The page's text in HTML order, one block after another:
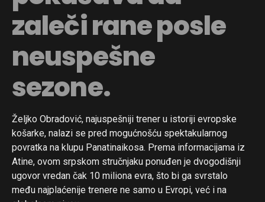
zaleči rane posle
neuspešne
sezone.
Željko Obradović, najuspešniji trener u istoriji evropske
košarke, nalazi se pred mogućnošću spektakularnog
povratka na klupu Panatinaikosa. Prema informacijama iz
Atine, ovom srpskom stručnjaku ponuđen je dvogodišnji
ugovor vredan čak 10 miliona evra, što bi ga svrstalo
među najplaćenije trenere ne samo u Evropi, već i na
Reddit
Pinterest
Whatsapp